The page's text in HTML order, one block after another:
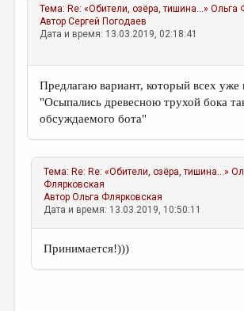
Тема: Re: «Обители, озёра, тишина...» Ольга
АвторСергей Погодаев
Дата и время: 13.03.2019, 02:18:41
Предлагаю вариант, который всех уже
"Осыпались древесною трухой бока
обсуждаемого бота"
Тема: Re: Re: «Обители, озёра, тишина...»
Флярковская
АвторОльга Флярковская
Дата и время: 13.03.2019, 10:50:11
Принимается!)))